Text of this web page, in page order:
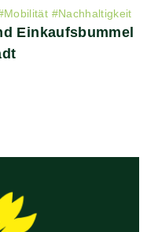
Mobilität #Nachhaltigkeit
Einkaufsbummel